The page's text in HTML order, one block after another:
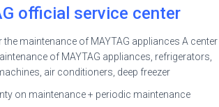
official service center
maintenance of MAYTAG appliances A center
of MAYTAG appliances, refrigerators,
air conditioners, deep freezer
on maintenance + periodic maintenance